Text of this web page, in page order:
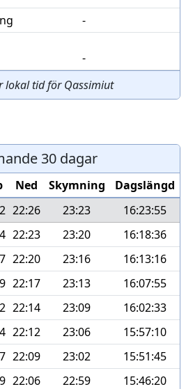
-
-
lokal tid för Qassimiut
30 dagar
Ned Skymning Dagslängd
22:26 23:23 16:23:55
22:23 23:20 16:18:36
22:20 23:16 16:13:16
22:17 23:13 16:07:55
22:14 23:09 16:02:33
22:12 23:06 15:57:10
22:09 23:02 15:51:45
22:06 22:59 15:46:20